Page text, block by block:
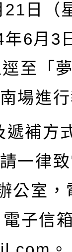
21 日（
年6月 3
至「
場進
遞補方
一律
公室，
電子信